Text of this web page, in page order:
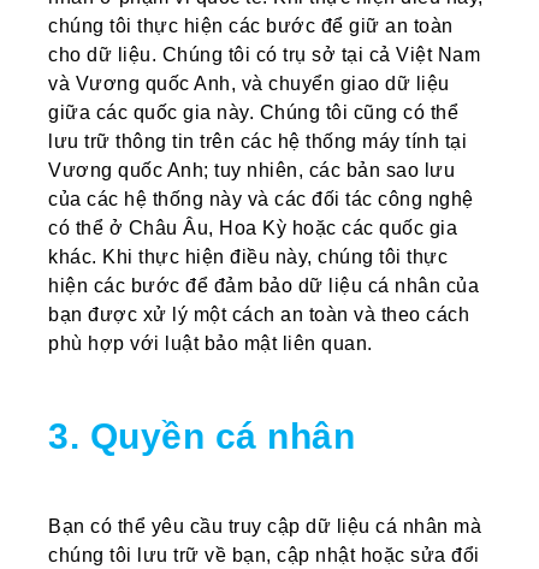
chúng tôi thực hiện các bước để giữ an toàn
cho dữ liệu. Chúng tôi có trụ sở tại cả Việt Nam
và Vương quốc Anh, và chuyển giao dữ liệu
giữa các quốc gia này. Chúng tôi cũng có thể
lưu trữ thông tin trên các hệ thống máy tính tại
Vương quốc Anh; tuy nhiên, các bản sao lưu
của các hệ thống này và các đối tác công nghệ
có thể ở Châu Âu, Hoa Kỳ hoặc các quốc gia
khác. Khi thực hiện điều này, chúng tôi thực
hiện các bước để đảm bảo dữ liệu cá nhân của
bạn được xử lý một cách an toàn và theo cách
phù hợp với luật bảo mật liên quan.
3. Quyền cá nhân
Bạn có thể yêu cầu truy cập dữ liệu cá nhân mà
chúng tôi lưu trữ về bạn, cập nhật hoặc sửa đổi